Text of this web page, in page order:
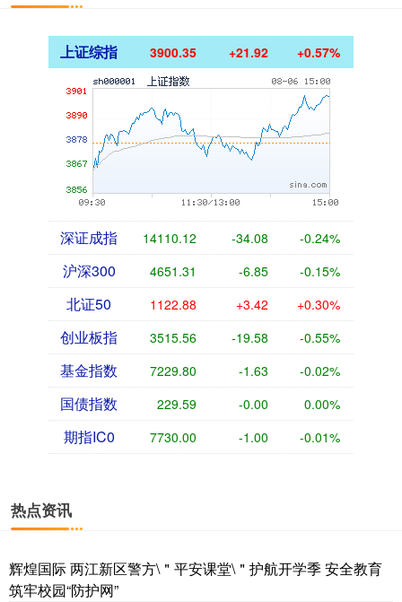
上证综指 3900.35 +21.92 +0.57%
深证成指 14110.12 -34.08 -0.24%
沪深300 4651.31 -6.85 -0.15%
北证50 1122.88 +3.42 +0.30%
创业板指 3515.56 -19.58 -0.55%
基金指数 7229.80 -1.63 -0.02%
国债指数 229.59 -0.00 0.00%
期指IC0 7730.00 -1.00 -0.01%
热点资讯
辉煌国际 两江新区警方\＂平安课堂\＂护航开学季 安全教育
筑牢校园“防护网”